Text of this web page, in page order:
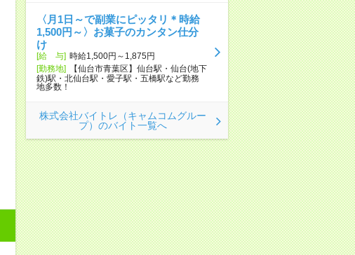
〈月1日～で副業にピッタリ＊時給
1,500円～〉お菓子のカンタン仕分
け
[給 与] 時給1,500円～1,875円
[勤務地]
【仙台市青葉区】仙台駅・仙台(地下
鉄)駅・北仙台駅・愛子駅・五橋駅など勤務
地多数！
株式会社バイトレ（キャムコムグルー
プ）のバイト一覧へ